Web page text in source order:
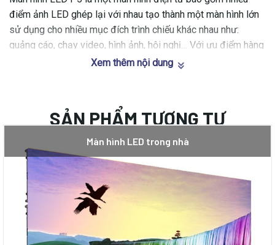
điểm ảnh LED ghép lại với nhau tạo thành một màn hình lớn
sử dụng cho nhiều mục đích trình chiếu khác nhau như:
quảng cáo, chạy video, hình ảnh, hội nghị… Với ưu điểm hàng
đầu là giá thành cạnh tranh hơn màn hình LED P3,P4 nên
vẫn hội tụ đầy đủ yếu tố của một chiếc màn hình LED Full
Các ứng dụng của màn hình Led trong nhà P5
Sử dụng trong phòng họp, phòng hội nghị trực tuyến
Sử dụng quảng cáo sản phẩm/dịch vụ vụ trong các
trung tâm thương mại, siêu thị, show room
Sử dụng trong các trung tâm tổ chức sự kiện, hội nghị,
hội thảo cao cấp, các trung tâm tổ chức tiệc cưới.
Xem thêm nội dung
SẢN PHẨM TƯƠNG TỰ
Màn hình LED trong nhà